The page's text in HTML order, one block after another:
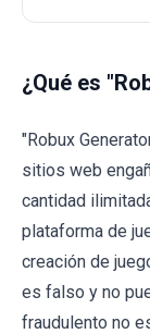
¿Qué es
"Robux
sitios web
cantidad
plataforma de
creación de
es falso y no
fraudulento no